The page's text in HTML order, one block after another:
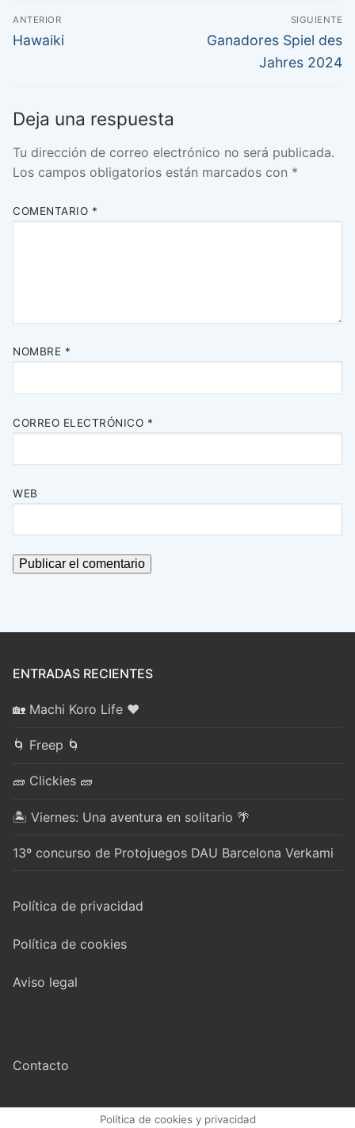
Navegación
de
ANTERIOR
Entrada
Hawaiki
SIGUIENTE
Entrada
Ganadores Spiel des
Jahres 2024
Deja una respuesta
Tu dirección de correo electrónico no será publicada.
Los campos obligatorios están marcados con *
COMENTARIO *
NOMBRE *
CORREO ELECTRÓNICO *
WEB
ENTRADAS RECIENTES
🏡 Machi Koro Life ❤️
🌀 Freep 🌀
🧱 Clickies 🧱
🏝️ Viernes: Una aventura en solitario 🌴
13º concurso de Protojuegos DAU Barcelona Verkami
Política de privacidad
Política de cookies
Aviso legal
Contacto
Política de cookies y privacidad